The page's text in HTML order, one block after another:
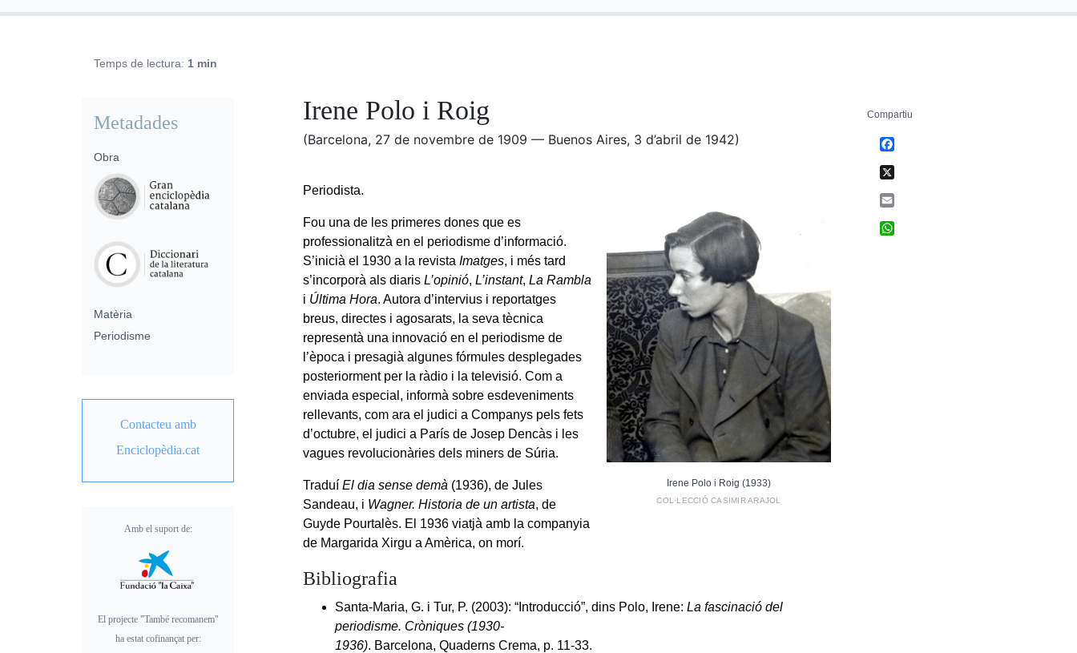
Temps de lectura: 1 min
Irene Polo i Roig
(Barcelona, 27 de novembre de 1909 — Buenos Aires, 3 d’abril de 1942)
Irene Polo i Roig (1933)
COL·LECCIÓ CASIMIR ARAJOL
Periodista.
Fou una de les primeres dones que es
professionalitzà en el periodisme d’informació.
S’inicià el 1930 a la revistaImatges, i més tard
s’incorporà als diarisL’opinió,L’instant,La Rambla
i Última Hora. Autora d’intervius i reportatges
breus, directes i agosarats, la seva tècnica
representà una innovació en el periodisme de
l’època i presagià algunes fórmules desplegades
posteriorment per la ràdio i la televisió. Com a
enviada especial, informà sobre esdeveniments
rellevants, com ara el judici a Companys pels fets
d’octubre, el judici a París de Josep Dencàs i les
vagues revolucionàries dels miners de Súria.
TraduíEl dia sense demà (1936), de Jules
Sandeau, i Wagner. Historia de un artista, de
Guyde Pourtalès. El 1936 viatjà amb la companyia
de Margarida Xirgu a Amèrica, on morí.
Bibliografia
Santa-Maria, G. i Tur, P. (2003): “Introducció”, dins Polo, Irene:La fascinació del
periodisme. Cròniques (1930-
1936). Barcelona, Quaderns Crema, p. 11-33.
Metadades
Obra
Matèria
Periodisme
Contacteu amb
Enciclopèdia.cat
Amb el suport de:
El projecte "També recomanem"
ha estat cofinançat per:
Compartiu